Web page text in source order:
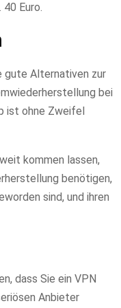
Euro.
gute Alternativen zur
bei
ist ohne Zweifel
kommen lassen,
benötigen,
sind, und ihren
dass Sie ein VPN
Anbieter